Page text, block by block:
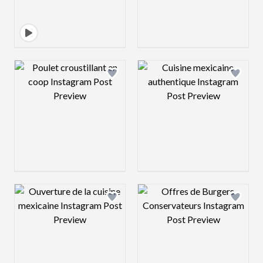
Design preview image Design preview
Design preview image Design preview